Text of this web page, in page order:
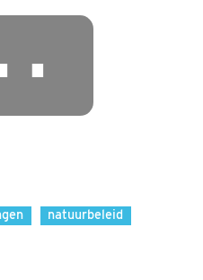
natuurbeleid